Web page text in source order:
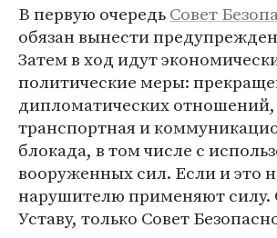
В первую очередьСовет
обязан вынести
Затем в ход идут
политические меры:
дипломатических отношений,
транспортная и
блокада, в том числе с
вооруженных сил. Если и это
нарушителю применяют силу.
Уставу, только Совет